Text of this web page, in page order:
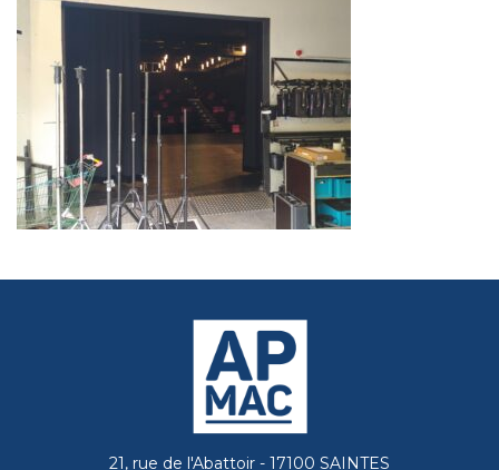
21, rue de l'Abattoir - 17100 SAINTES